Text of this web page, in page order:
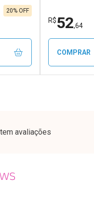
20% OFF
R$52,64
COMPRAR
avaliações